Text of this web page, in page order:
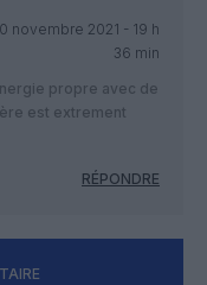
novembre 2021 - 19 h
36 min
propre avec de
est extrement
RÉPONDRE